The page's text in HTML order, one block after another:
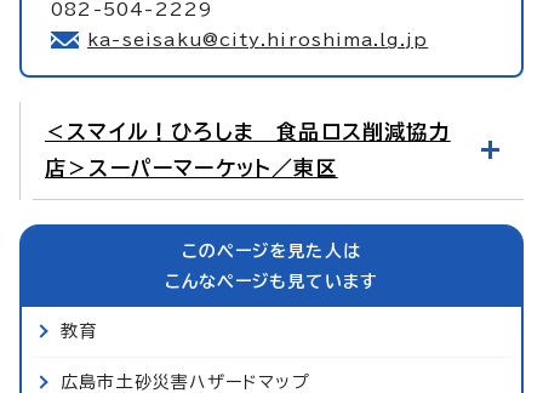
082-504-2229
ka-seisaku@city.hiroshima.lg.jp
＜スマイル！ひろしま 食品ロス削減協力
店＞スーパーマーケット／東区
このページを見た人は
こんなページも見ています
教育
広島市土砂災害ハザードマップ